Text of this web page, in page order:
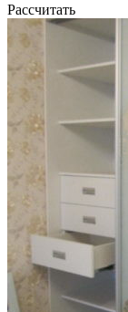
Рассчитать